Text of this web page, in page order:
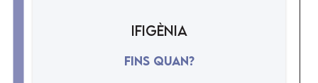
Ifigènia
Fins quan?